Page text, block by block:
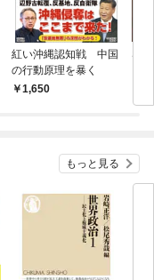
紅い沖縄認知戦 中国
の行動原理を暴く
1,650
もっと見る